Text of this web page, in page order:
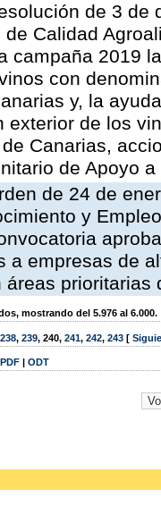
de 3 de
de Calidad
campaña 2019
con
y, la
exterior de los
Canarias,
de Apoyo
de 24 de
y
a empresas de
áreas prioritarias
mostrando del 5.976 al 6.000.
238, 239, 240, 241, 242, 243 [
PDF | ODT